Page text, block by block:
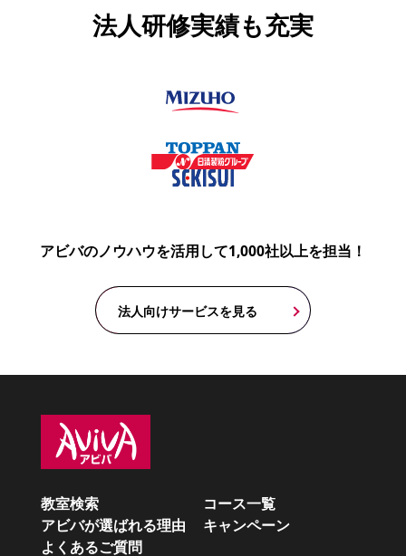
法人研修実績も充実
アビバのノウハウを活用して1,000社以上を担当！
法人向けサービスを見る
教室検索
コース一覧
アビバが選ばれる理由
キャンペーン
よくあるご質問